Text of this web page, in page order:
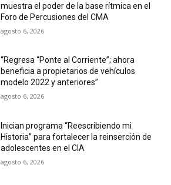
muestra el poder de la base rítmica en el
Foro de Percusiones del CMA
agosto 6, 2026
“Regresa “Ponte al Corriente”; ahora
beneficia a propietarios de vehículos
modelo 2022 y anteriores”
agosto 6, 2026
Inician programa “Reescribiendo mi
Historia” para fortalecer la reinserción de
adolescentes en el CIA
agosto 6, 2026